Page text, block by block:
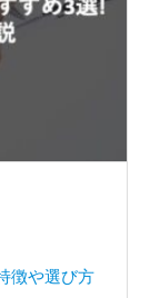
徴や選び方